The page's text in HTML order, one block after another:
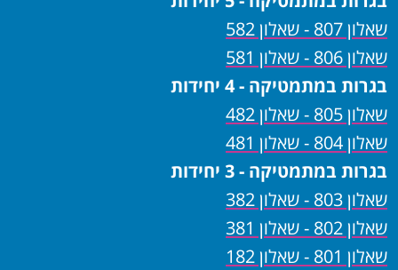
שאלון 807 - שאלון 582
שאלון 806 - שאלון 581
בגרות במתמטיקה - 4 יחידות
שאלון 805 - שאלון 482
שאלון 804 - שאלון 481
בגרות במתמטיקה - 3 יחידות
שאלון 803 - שאלון 382
שאלון 802 - שאלון 381
שאלון 801 - שאלון 182